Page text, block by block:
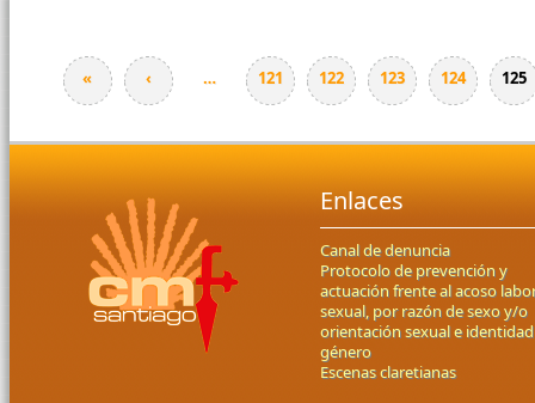
Páginas
« ‹ … 121 122 123 124 125
Enlaces
Canal de denuncia
Protocolo de prevención y
actuación frente al acoso
sexual, por razón de sexo y/o
orientación sexual e
género
Escenas claretianas